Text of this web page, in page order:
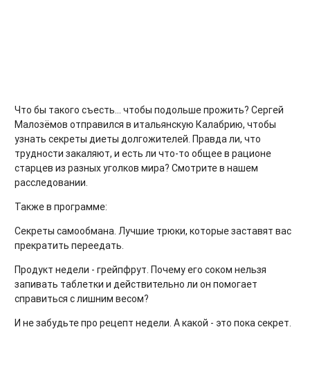
Что бы такого съесть... чтобы подольше прожить? Сергей
Малозёмов отправился в итальянскую Калабрию, чтобы
узнать секреты диеты долгожителей. Правда ли, что
трудности закаляют, и есть ли что-то общее в рационе
старцев из разных уголков мира? Смотрите в нашем
расследовании.
Также в программе:
Секреты самообмана. Лучшие трюки, которые заставят вас
прекратить переедать.
Продукт недели - грейпфрут. Почему его соком нельзя
запивать таблетки и действительно ли он помогает
справиться с лишним весом?
И не забудьте про рецепт недели. А какой - это пока секрет.